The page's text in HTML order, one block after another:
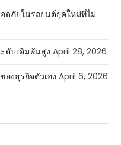
ดภัยในรถยนต์ยุคใหม่ที่ไม่
ดับเดิมพันสูง April 28, 2026
งธุรกิจตัวเอง April 6, 2026